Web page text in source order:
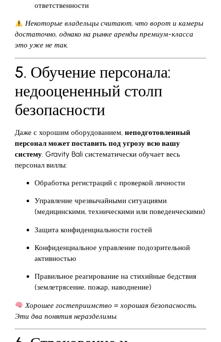
ответственности
Некоторые владельцы считают, что ворот и камеры
достаточно, однако на рынке аренды премиум-класса
это уже не так.
5. Обучение персонала:
недооцененный столп
безопасности
Даже с хорошим оборудованием, неподготовленный
персонал может поставить под угрозу всю вашу
систему . Gravity Bali систематически обучает весь
персонал виллы:
Обработка регистраций с проверкой личности
Управление чрезвычайными ситуациями
(медицинскими, техническими или поведенческими)
Защита конфиденциальности гостей
Конфиденциальное управление подозрительной
активностью
Правильное реагирование на стихийные бедствия
(землетрясение, пожар, наводнение)
Хорошее гостеприимство = хорошая безопасность.
Эти два понятия неразделимы.